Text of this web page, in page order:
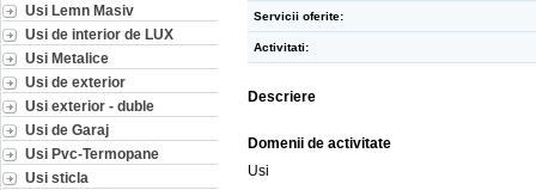
Usi Lemn Masiv
Usi de interior de LUX
Usi Metalice
Usi de exterior
Usi exterior - duble
Usi de Garaj
Usi Pvc-Termopane
Usi sticla
Servicii oferite:
Activitati:
Descriere
Domenii de activitate
Usi